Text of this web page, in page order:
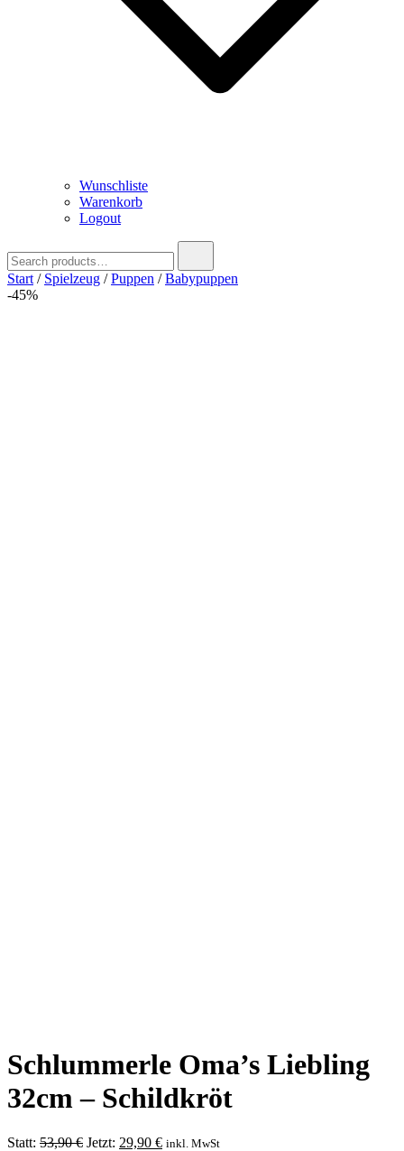
Wunschliste
Warenkorb
Logout
for:
Start / Spielzeug /Puppen /Babypuppen
-45%
Schlummerle Oma’s Liebling
32cm – Schildkröt
Statt: 53,90€ Ursprünglicher
Jetzt: 29,90 €Aktueller
inkl. MwSt